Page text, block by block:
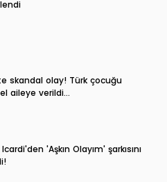
skandal olay! Türk çocuğu
aileye verildi…
'Aşkın Olayım' şarkısını